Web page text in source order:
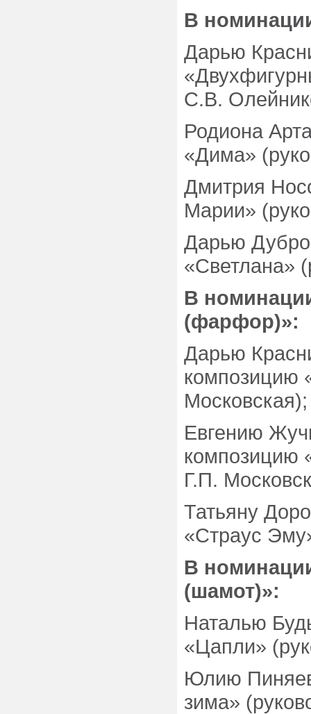
В
Дарью
С.В.
Родиона
«Дима»
Дмитрия
Марии»
Дарью
«Светлана»
В
(фарфор)»:
Дарью
композицию
Московская);
Евгению
композицию
Г.П.
Татьяну
«Страус
В
(шамот)»:
Наталью
«Цапли»
Юлию
зима»